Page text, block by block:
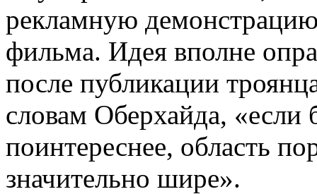
рекламную
фильма. Идея вполне
после публикации
словам Оберхайда,
поинтереснее, область
значительно шире».